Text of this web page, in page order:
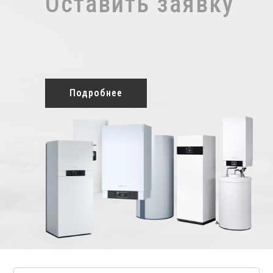
Подробнее